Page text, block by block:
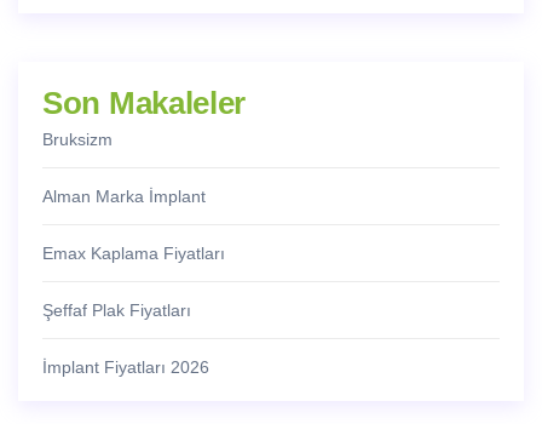
Son Makaleler
Bruksizm
Alman Marka İmplant
Emax Kaplama Fiyatları
Şeffaf Plak Fiyatları
İmplant Fiyatları 2026